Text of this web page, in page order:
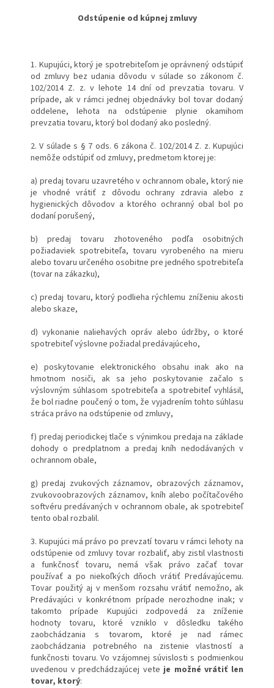
Odstúpenie od kúpnej zmluvy
1. Kupujúci, ktorý je spotrebiteľom je oprávnený odstúpiť
od zmluvy bez udania dôvodu v súlade so zákonom č.
102/2014 Z. z. v lehote 14 dní od prevzatia tovaru. V
prípade, ak v rámci jednej objednávky bol tovar dodaný
oddelene, lehota na odstúpenie plynie okamihom
prevzatia tovaru, ktorý bol dodaný ako posledný.
2. V súlade s § 7 ods. 6 zákona č. 102/2014 Z. z. Kupujúci
nemôže odstúpiť od zmluvy, predmetom ktorej je:
a) predaj tovaru uzavretého v ochrannom obale, ktorý nie
je vhodné vrátiť z dôvodu ochrany zdravia alebo z
hygienických dôvodov a ktorého ochranný obal bol po
dodaní porušený,
b) predaj tovaru zhotoveného podľa osobitných
požiadaviek spotrebiteľa, tovaru vyrobeného na mieru
alebo tovaru určeného osobitne pre jedného spotrebiteľa
(tovar na zákazku),
c) predaj tovaru, ktorý podlieha rýchlemu zníženiu akosti
alebo skaze,
d) vykonanie naliehavých opráv alebo údržby, o ktoré
spotrebiteľ výslovne požiadal predávajúceho,
e) poskytovanie elektronického obsahu inak ako na
hmotnom nosiči, ak sa jeho poskytovanie začalo s
výslovným súhlasom spotrebiteľa a spotrebiteľ vyhlásil,
že bol riadne poučený o tom, že vyjadrením tohto súhlasu
stráca právo na odstúpenie od zmluvy,
f) predaj periodickej tlače s výnimkou predaja na základe
dohody o predplatnom a predaj kníh nedodávaných v
ochrannom obale,
g) predaj zvukových záznamov, obrazových záznamov,
zvukovoobrazových záznamov, kníh alebo počítačového
softvéru predávaných v ochrannom obale, ak spotrebiteľ
tento obal rozbalil.
3. Kupujúci má právo po prevzatí tovaru v rámci lehoty na
odstúpenie od zmluvy tovar rozbaliť, aby zistil vlastnosti
a funkčnosť tovaru, nemá však právo začať tovar
používať a po niekoľkých dňoch vrátiť Predávajúcemu.
Tovar použitý aj v menšom rozsahu vrátiť nemožno, ak
Predávajúci v konkrétnom prípade nerozhodne inak; v
takomto prípade Kupujúci zodpovedá za zníženie
hodnoty tovaru, ktoré vzniklo v dôsledku takého
zaobchádzania s tovarom, ktoré je nad rámec
zaobchádzania potrebného na zistenie vlastností a
funkčnosti tovaru. Vo vzájomnej súvislosti s podmienkou
uvedenou v predchádzajúcej vete je možné vrátiť len
tovar, ktorý: